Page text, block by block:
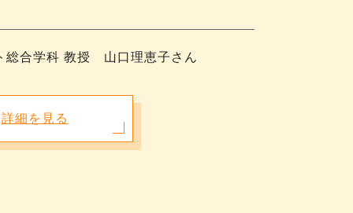
総合学科 教授 山口理恵子さん
詳細を見る